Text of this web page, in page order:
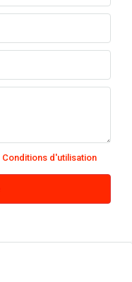
Conditions d'utilisation